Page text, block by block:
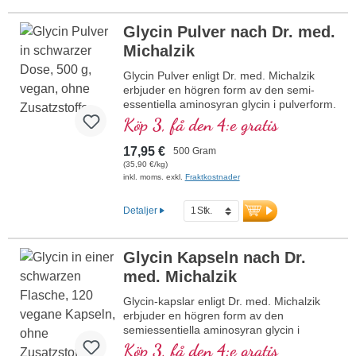
Glycin Pulver nach Dr. med.
Michalzik
Glycin Pulver enligt Dr. med. Michalzik
erbjuder en högren form av den semi-
essentiella aminosyran glycin i pulverform.
Denna produkt är särskilt framtagen för
att genom en daglig dosering på 1,5–3 g
bidra till att stödja välbefinnande och
kroppens egna processer. Pulvret är fritt
från tillsatser, veganskt och tillverkas
förpackningen av HDPE är fri från
mjukgörare, vilket ytterligare säkerställer
mer information om Glycin Pulver
Köp 3, få den 4:e gratis
17,95 € 500 Gram
(35,90 €/kg)
inkl. moms. exkl. Fraktkostnader
Detaljer
Glycin Kapseln nach Dr.
med. Michalzik
Glycin-kapslar enligt Dr. med. Michalzik
erbjuder en högren form av den
semiessentiella aminosyran glycin i
kapselform. Denna produkt är särskilt
Köp 3, få den 4:e gratis